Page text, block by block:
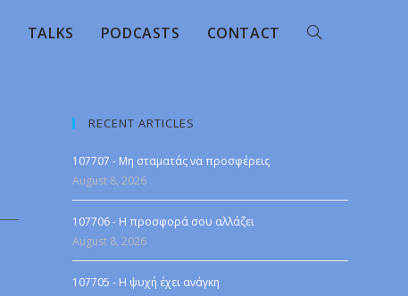
TALKS PODCASTS CONTACT
RECENT ARTICLES
107707 - Μη σταματάς να προσφέρεις
August 8, 2026
107706 - Η προσφορά σου αλλάζει
August 8, 2026
107705 - Η ψυχή έχει ανάγκη